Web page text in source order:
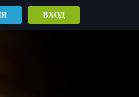
ВХОД